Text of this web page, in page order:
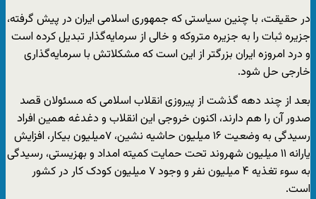
در حقیقت، با چنین سیاستی که جمهوری اسلامی ایران در پیش گرفته،
جزیره ثبات را به جزیره متروکه و خالی از سرمایه‌گذار تبدیل کرده است
و درد امروزه ایران بزرگتر از این است که مشکلاتش با سرمایه‌گذاری
خارجی حل شود.
بعد از چند دهه گذشت از پیروزی انقلاب اسلامی که مسئولان قصد
صدور آن را هم دارند، اکنون خروجی این انقلاب و دغدغه همین افراد
رسیدگی به وضعیت ۱۶ میلیون حاشیه نشین، ۷میلیون بیکار، افزایش
یارانه ۱۱ میلیون شهروند تحت حمایت کمیته امداد و بهزیستی، رسیدگی
به سوء تغذیه ۴ میلیون نفر و وجود ۷ میلیون کودک کار در کشور
است.